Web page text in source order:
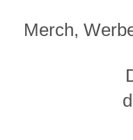
Merch,